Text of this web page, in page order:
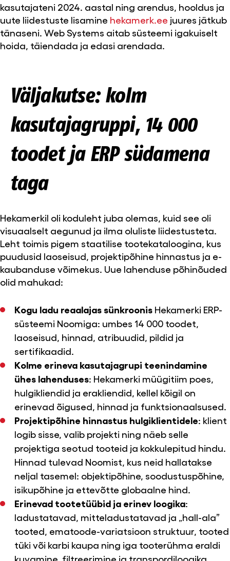
kasutajateni 2024. aastal ning arendus, hooldus ja
uute liidestuste lisamine hekamerk.ee juures jätkub
tänaseni. Web Systems aitab süsteemi igakuiselt
hoida, täiendada ja edasi arendada.
Väljakutse: kolm
kasutajagruppi, 14 000
toodet ja ERP südamena
taga
Hekamerkil oli koduleht juba olemas, kuid see oli
visuaalselt aegunud ja ilma oluliste liidestusteta.
Leht toimis pigem staatilise tootekataloogina, kus
puudusid laoseisud, projektipõhine hinnastus ja e-
kaubanduse võimekus. Uue lahenduse põhinõuded
olid mahukad:
Kogu ladu reaalajas sünkroonisHekamerki ERP-
süsteemi Noomiga: umbes 14 000 toodet,
laoseisud, hinnad, atribuudid, pildid ja
sertifikaadid.
Kolme erineva kasutajagrupi teenindamine
ühes lahenduses: Hekamerki müügitiim poes,
hulgikliendid ja erakliendid, kellel kõigil on
erinevad õigused, hinnad ja funktsionaalsused.
Projektipõhine hinnastus hulgiklientidele: klient
logib sisse, valib projekti ning näeb selle
projektiga seotud tooteid ja kokkulepitud hindu.
Hinnad tulevad Noomist, kus neid hallatakse
neljal tasemel: objektipõhine, soodustuspõhine,
isikupõhine ja ettevõtte globaalne hind.
Erinevad tootetüübid ja erinev loogika:
ladustatavad, mitteladustatavad ja „hall-ala”
tooted, ematoode-variatsioon struktuur, tooted
tüki või karbi kaupa ning iga tooterühma eraldi
kuvamine, filtreerimine ja transpordiloogika.